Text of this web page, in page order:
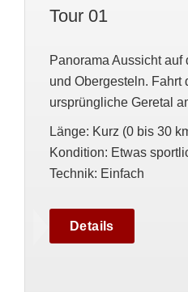
Tour 01
Panorama Aussicht auf
und Obergesteln. Fahrt
ursprüngliche Geretal
Länge: Kurz (0 bis 30
Kondition: Etwas
Technik: Einfach
Details